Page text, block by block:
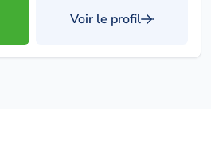
Voir le profil